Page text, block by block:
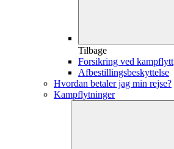
Tilbage
Forsikring ved kampflytt
Afbestillingsbeskyttelse
Hvordan betaler jag min rejse?
Kampflytninger